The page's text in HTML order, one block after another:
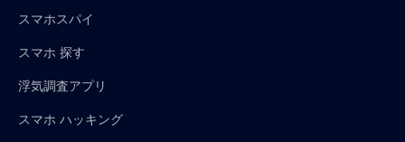
スマホスパイ
スマホ 探す
浮気調査アプリ
スマホ ハッキング